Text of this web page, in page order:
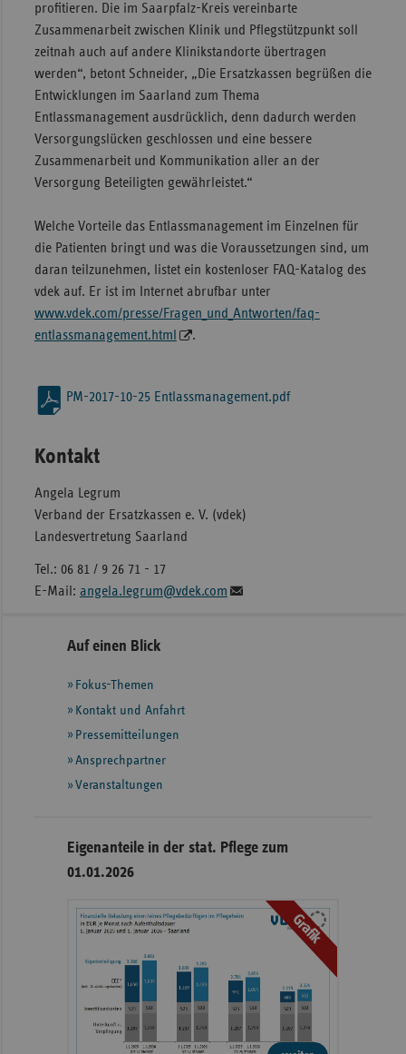
profitieren. Die im Saarpfalz-Kreis vereinbarte
Zusammenarbeit zwischen Klinik und Pflegstützpunkt soll
zeitnah auch auf andere Klinikstandorte übertragen
werden“, betont Schneider, „Die Ersatzkassen begrüßen die
Entwicklungen im Saarland zum Thema
Entlassmanagement ausdrücklich, denn dadurch werden
Versorgungslücken geschlossen und eine bessere
Zusammenarbeit und Kommunikation aller an der
Versorgung Beteiligten gewährleistet.“
Welche Vorteile das Entlassmanagement im Einzelnen für
die Patienten bringt und was die Voraussetzungen sind, um
daran teilzunehmen, listet ein kostenloser FAQ-Katalog des
vdek auf. Er ist im Internet abrufbar unter
www.vdek.com/presse/Fragen_und_Antworten/faq-
entlassmanagement.html
.
PM-2017-10-25 Entlassmanagement.pdf
Kontakt
Angela Legrum
Verband der Ersatzkassen e. V. (vdek)
Landesvertretung Saarland
Tel.: 06 81 / 9 26 71 - 17
E-Mail: angela.legrum@vdek.com
Seitennavigation
Seitenleiste
weiteren
Informationen
Auf einen Blick
Fokus-Themen
Kontakt und Anfahrt
Pressemitteilungen
Ansprechpartner
Veranstaltungen
Eigenanteile in der stat. Pflege zum
01.01.2026
Grafik